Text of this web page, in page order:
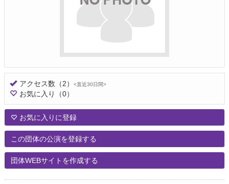
アクセス数 （2） <直近30日間>
お気に入り （0）
お気に入りに登録
この団体の公演を登録する
団体WEBサイトを作成する